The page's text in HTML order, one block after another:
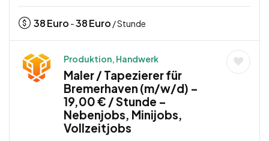
38Euro -38Euro / Stunde
Produktion, Handwerk
Maler / Tapezierer für
Bremerhaven (m/w/d) –
19,00 € / Stunde –
Nebenjobs, Minijobs,
Vollzeitjobs